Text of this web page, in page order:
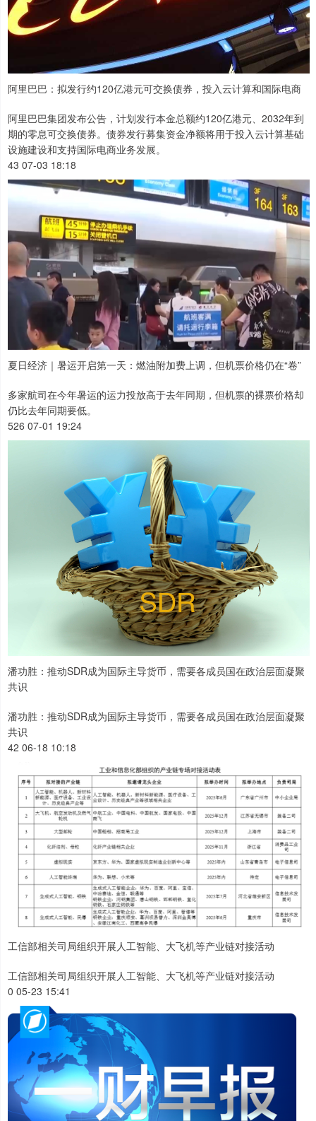
阿里巴巴：拟发行约120亿港元可交换债券，投入云计算和国际电商
阿里巴巴集团发布公告，计划发行本金总额约120亿港元、2032年到
期的零息可交换债券。债券发行募集资金净额将用于投入云计算基础
设施建设和支持国际电商业务发展。
43 07-03 18:18
夏日经济｜暑运开启第一天：燃油附加费上调，但机票价格仍在“卷”
多家航司在今年暑运的运力投放高于去年同期，但机票的裸票价格却
仍比去年同期要低。
526 07-01 19:24
潘功胜：推动SDR成为国际主导货币，需要各成员国在政治层面凝聚
共识
潘功胜：推动SDR成为国际主导货币，需要各成员国在政治层面凝聚
共识
42 06-18 10:18
工信部相关司局组织开展人工智能、大飞机等产业链对接活动
工信部相关司局组织开展人工智能、大飞机等产业链对接活动
0 05-23 15:41